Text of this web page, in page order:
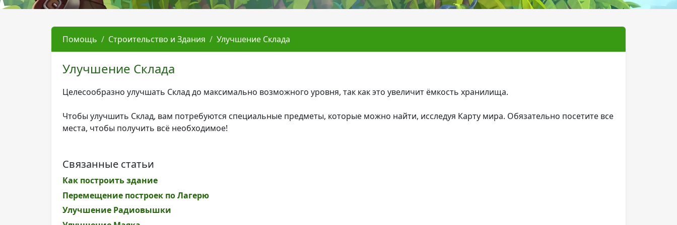
Помощь Строительство и Здания Улучшение Склада
Улучшение Склада
Целесообразно улучшать Склад до максимально возможного уровня, так как это увеличит ёмкость хранилища.
Чтобы улучшить Склад, вам потребуются специальные предметы, которые можно найти, исследуя Карту мира. Обязательно посетите все
места, чтобы получить всё необходимое!
Связанные статьи
Как построить здание
Перемещение построек по Лагерю
Улучшение Радиовышки